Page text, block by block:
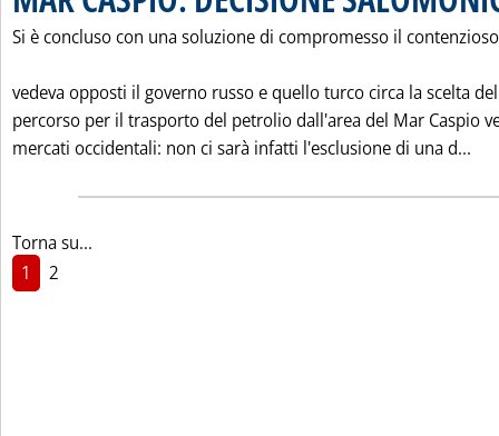
Si è concluso con una soluzione di compromesso il
vedeva opposti il governo russo e quello turco circa la scelta del
percorso per il trasporto del petrolio dall'area del Mar Caspio
mercati occidentali: non ci sarà infatti l'esclusione di una d...
Torna su...
1
2